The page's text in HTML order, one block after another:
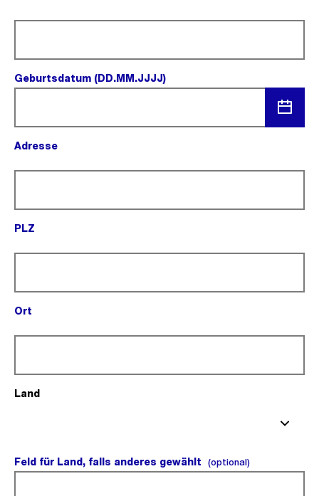
Geburtsdatum (DD.MM.JJJJ)
Adresse
PLZ
Ort
Land
Feld für Land, falls anderes gewählt (optional)(optional).